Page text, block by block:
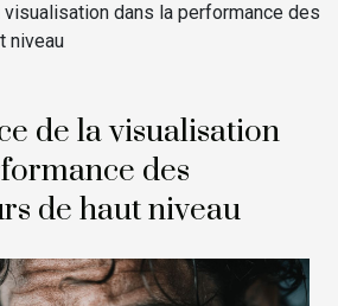
dans la performance des
niveau
de la visualisation
des
de haut niveau